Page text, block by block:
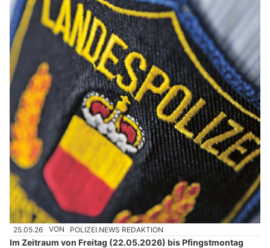
25.05.26 VON POLIZEI.NEWS REDAKTION
Im Zeitraum von Freitag (22.05.2026) bis Pfingstmontag